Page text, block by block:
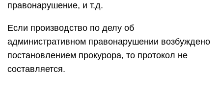
правонарушение, и т.д.
Если производство по делу об
административном правонарушении возбуждено
постановлением прокурора, то протокол не
составляется.